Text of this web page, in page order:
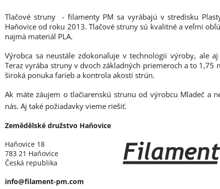
Tlačové struny - filamenty PM sa vyrábajú v stredisku
Haňovice od roku 2013. Tlačové struny sú kvalitné a veľmi
najmä materiál PLA.
Výrobca sa neustále zdokonaľuje v technologii výroby, ale
Teraz vyrába struny v dvoch základných priemeroch a to 1,75
široká ponuka farieb a kontrola akosti strún.
Ak máte záujem o tlačiarenskú strunu od výrobcu Mladeč a
nás. Aj také požiadavky vieme riešiť.
Zemědělské družstvo Haňovice
Haňovice 18
783 21 Haňovice
Česká republika
info@filament-pm.com